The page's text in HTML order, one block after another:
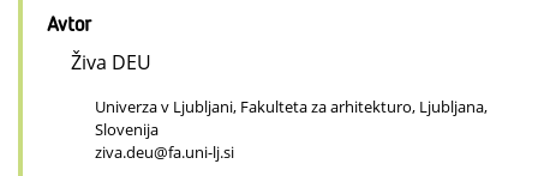
Avtor
Živa DEU
Univerza v Ljubljani, Fakulteta za arhitekturo, Ljubljana,
Slovenija
ziva.deu@fa.uni-lj.si